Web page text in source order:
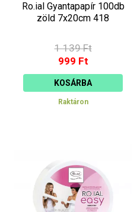
Ro.ial Gyantapapír 100db
zöld 7x20cm 418
1 139 Ft
999 Ft
KOSÁRBA
Raktáron